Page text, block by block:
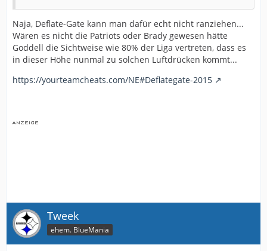
Naja, Deflate-Gate kann man dafür echt nicht ranziehen...
Wären es nicht die Patriots oder Brady gewesen hätte
Goddell die Sichtweise wie 80% der Liga vertreten, dass es
in dieser Höhe nunmal zu solchen Luftdrücken kommt...
https://yourteamcheats.com/NE#Deflategate-2015
Tweek
ehem. BlueMania